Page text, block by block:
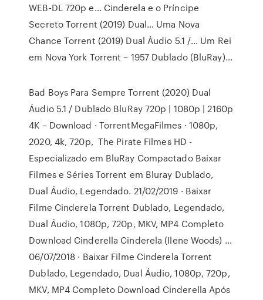
WEB-DL 720p e… Cinderela e o Príncipe
Secreto Torrent (2019) Dual… Uma Nova
Chance Torrent (2019) Dual Áudio 5.1 /… Um Rei
em Nova York Torrent – 1957 Dublado (BluRay)…
Bad Boys Para Sempre Torrent (2020) Dual
Áudio 5.1 / Dublado BluRay 720p | 1080p | 2160p
4K – Download · TorrentMegaFilmes · 1080p,
2020, 4k, 720p, The Pirate Filmes HD -
Especializado em BluRay Compactado Baixar
Filmes e Séries Torrent em Bluray Dublado,
Dual Áudio, Legendado. 21/02/2019 · Baixar
Filme Cinderela Torrent Dublado, Legendado,
Dual Áudio, 1080p, 720p, MKV, MP4 Completo
Download Cinderella Cinderela (Ilene Woods) …
06/07/2018 · Baixar Filme Cinderela Torrent
Dublado, Legendado, Dual Áudio, 1080p, 720p,
MKV, MP4 Completo Download Cinderella Após